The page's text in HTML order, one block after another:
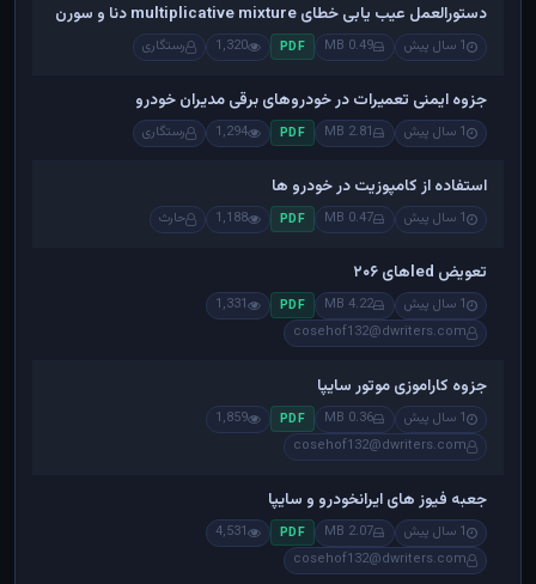
دستورالعمل عیب یابی خطای multiplicative mixture دنا و سورن
1 سال پیش 0.49 MB
PDF
1,320 رستگاری
جزوه ایمنی تعمیرات در خودروهای برقی مدیران خودرو
1 سال پیش 2.81 MB
PDF
1,294 رستگاری
استفاده از کامپوزیت در خودرو ها
1 سال پیش 0.47 MB
PDF
1,188 حارث
تعویض ledهای ۲۰۶
1 سال پیش 4.22 MB
PDF
1,331
cosehof132@dwriters.com
جزوه کاراموزی موتور سایپا
1 سال پیش 0.36 MB
PDF
1,859
cosehof132@dwriters.com
جعبه فیوز های ایرانخودرو و سایپا
1 سال پیش 2.07 MB
PDF
4,531
cosehof132@dwriters.com